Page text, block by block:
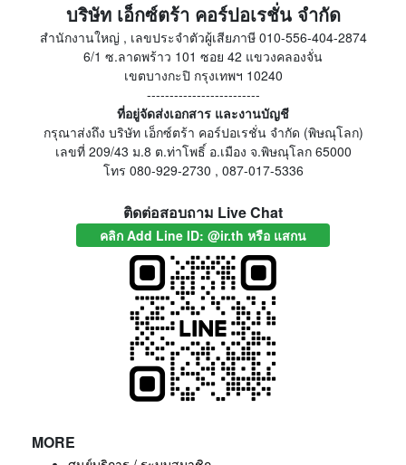
บริษัท เอ็กซ์ตร้า คอร์ปอเรชั่น จำกัด
สำนักงานใหญ่ , เลขประจำตัวผู้เสียภาษี 010-556-404-2874
6/1 ซ.ลาดพร้าว 101 ซอย 42 แขวงคลองจั่น
เขตบางกะปิ กรุงเทพฯ 10240
-------------------------
ที่อยู่จัดส่งเอกสาร และงานบัญชี
กรุณาส่งถึง บริษัท เอ็กซ์ตร้า คอร์ปอเรชั่น จำกัด (พิษณุโลก)
เลขที่ 209/43 ม.8 ต.ท่าโพธิ์ อ.เมือง จ.พิษณุโลก 65000
โทร 080-929-2730 , 087-017-5336
ติดต่อสอบถาม Live Chat
คลิก Add Line ID: @ir.th หรือ แสกน
MORE